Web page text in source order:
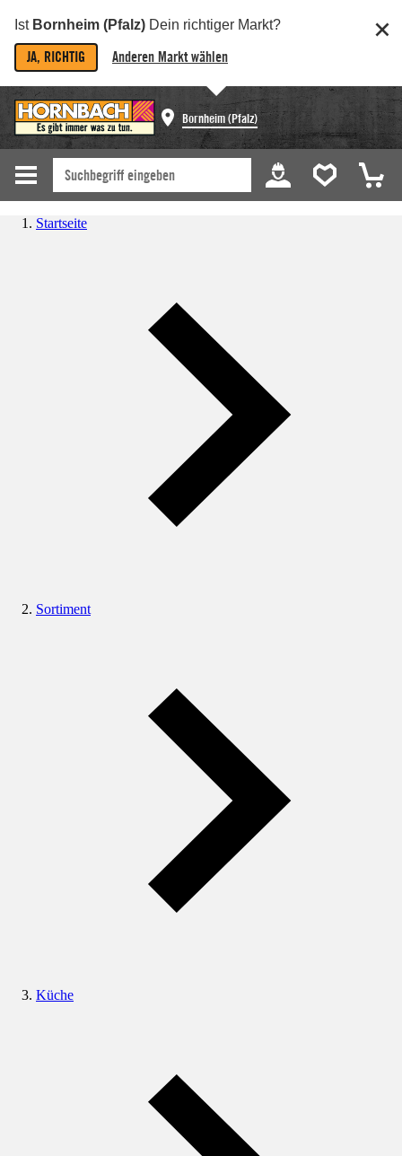
Ist Bornheim (Pfalz) Dein richtiger Markt?
JA, RICHTIG Anderen Markt wählen
Bornheim (Pfalz)
Startseite
Sortiment
Küche